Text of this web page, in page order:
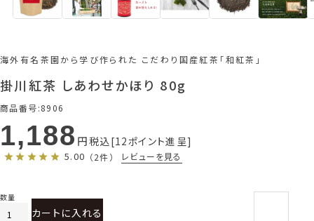
海外有名茶園から学び作られた こだわり国産紅茶「和紅茶」
掛川紅茶 しあわせかほり 80g
商品番号 8906
1,188 税込 12ポイント進呈
5.00 （2件） レビューを見る
カートに入れる